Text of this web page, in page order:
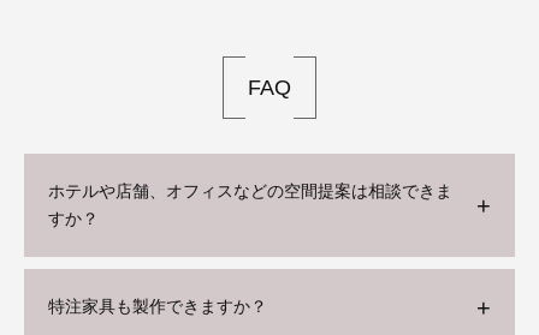
FAQ
ホテルや店舗、オフィスなどの空間提案は相談できま
すか？
特注家具も製作できますか？